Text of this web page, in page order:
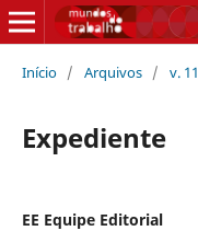
Início / Arquivos / v.
Expediente
EE Equipe Editorial